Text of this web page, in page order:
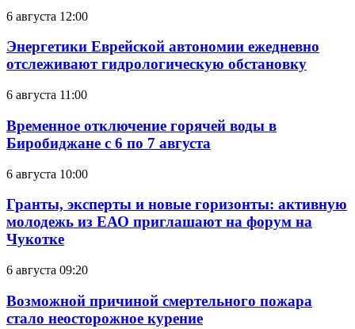
6 августа 12:00
Энергетики Еврейской автономии ежедневно
отслеживают гидрологическую обстановку
6 августа 11:00
Временное отключение горячей воды в
Биробиджане с 6 по 7 августа
6 августа 10:00
Гранты, эксперты и новые горизонты: активную
молодежь из ЕАО приглашают на форум на
Чукотке
6 августа 09:20
Возможной причиной смертельного пожара
стало неосторожное курение